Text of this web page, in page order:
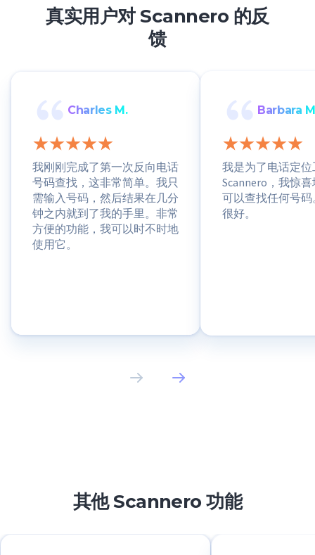
真实用户对 Scannero 的反
馈
Charles M.
我刚刚完成了第一次反向电话
号码查找，这非常简单。我只
需输入号码，然后结果在几分
钟之内就到了我的手里。非常
方便的功能，我可以时不时地
使用它。
Barbara
我是为了电话定
Scannero，我惊
可以查找任何号
很好。
其他 Scannero 功能